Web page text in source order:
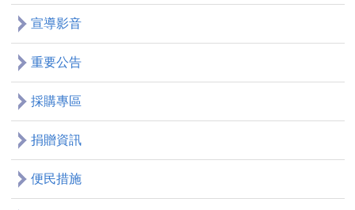
宣導影音
重要公告
採購專區
捐贈資訊
便民措施